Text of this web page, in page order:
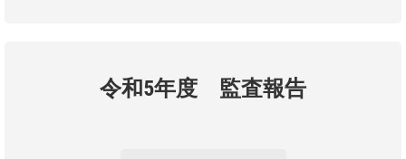
令和5年度 監査報告